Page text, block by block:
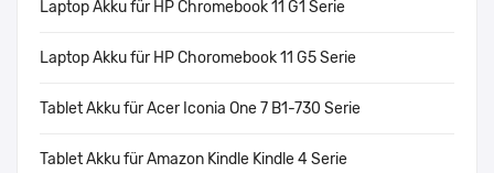
Laptop Akku für HP Chromebook 11 G1 Serie
Laptop Akku für HP Choromebook 11 G5 Serie
Tablet Akku für Acer Iconia One 7 B1-730 Serie
Tablet Akku für Amazon Kindle Kindle 4 Serie